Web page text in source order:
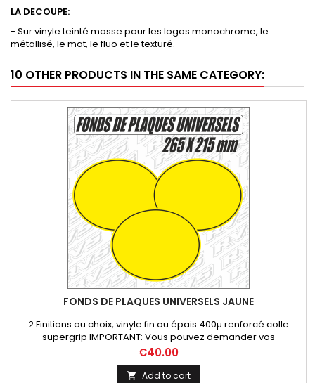
LA DECOUPE:
- Sur vinyle teinté masse pour les logos monochrome, le
métallisé, le mat, le fluo et le texturé.
10 OTHER PRODUCTS IN THE SAME CATEGORY:
FONDS DE PLAQUES UNIVERSELS JAUNE
2 Finitions au choix, vinyle fin ou épais 400µ renforcé colle
supergrip IMPORTANT: Vous pouvez demander vos
dimensions précises par mail lors de votre commande sur ce
produit
Price
€40.00
 Add to cart